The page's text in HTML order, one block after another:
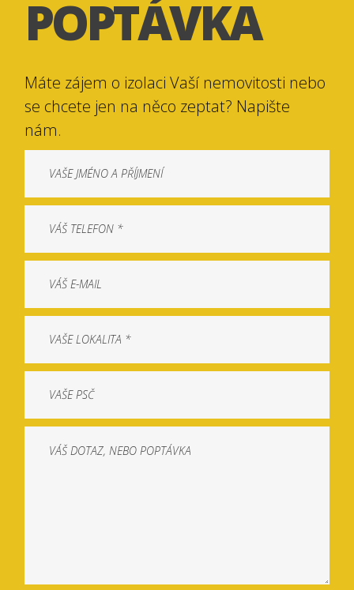
POPTÁVKA
Máte zájem o izolaci Vaší nemovitosti nebo
se chcete jen na něco zeptat? Napište
nám.